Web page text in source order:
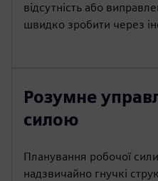
відсутність або
швидко зробити через
Розумне
силою
Планування робочої
надзвичайно гнучкі